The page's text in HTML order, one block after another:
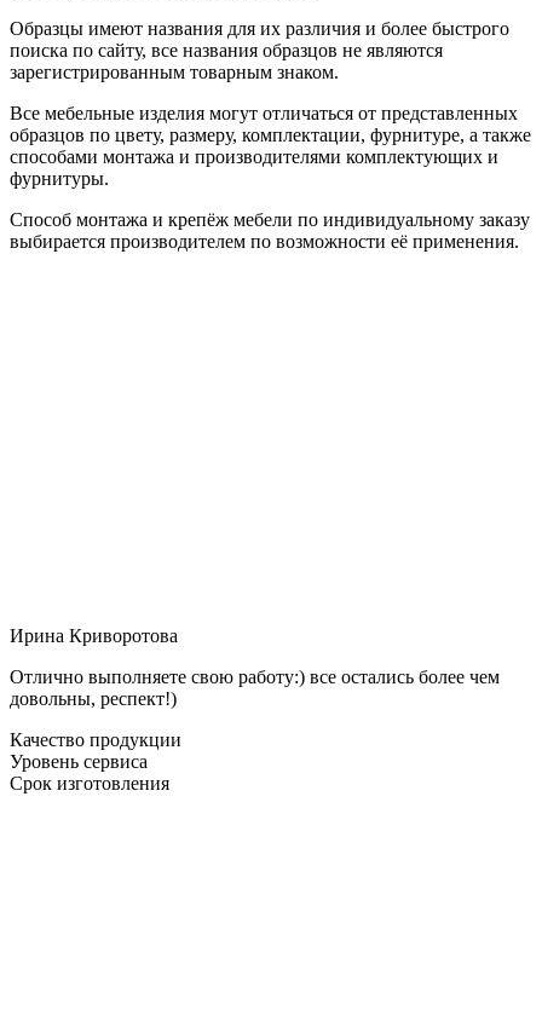
Образцы имеют названия для их различия и более быстрого
поиска по сайту, все названия образцов не являются
зарегистрированным товарным знаком.
Все мебельные изделия могут отличаться от представленных
образцов по цвету, размеру, комплектации, фурнитуре, а также
способами монтажа и производителями комплектующих и
фурнитуры.
Способ монтажа и крепёж мебели по индивидуальному заказу
выбирается производителем по возможности её применения.
Ирина Криворотова
Отлично выполняете свою работу:) все остались более чем
довольны, респект!)
Качество продукции
Уровень сервиса
Срок изготовления